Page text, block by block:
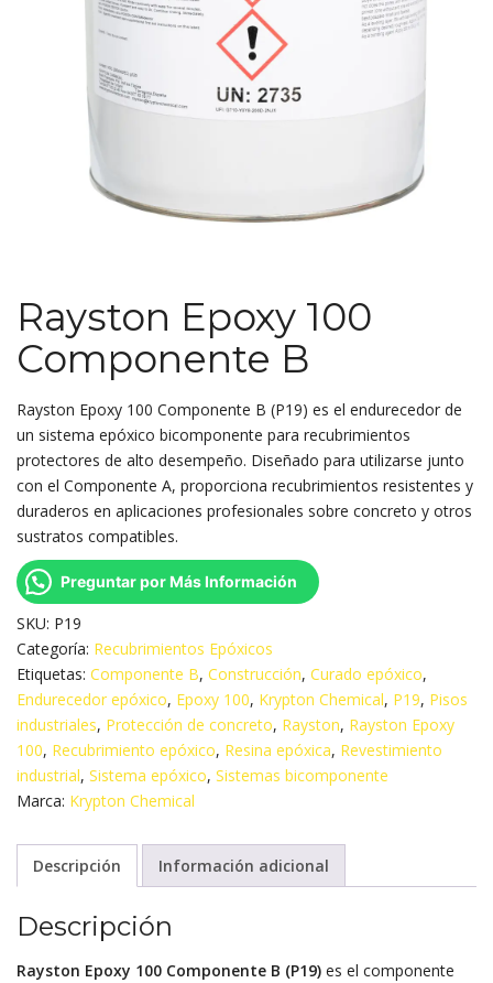
Rayston Epoxy 100
Componente B
Rayston Epoxy 100 Componente B (P19) es el endurecedor de
un sistema epóxico bicomponente para recubrimientos
protectores de alto desempeño. Diseñado para utilizarse junto
con el Componente A, proporciona recubrimientos resistentes y
duraderos en aplicaciones profesionales sobre concreto y otros
sustratos compatibles.
Preguntar por Más Información
SKU: P19
Categoría: Recubrimientos Epóxicos
Etiquetas: Componente B, Construcción, Curado epóxico,
Endurecedor epóxico, Epoxy 100, Krypton Chemical, P19, Pisos
industriales, Protección de concreto, Rayston, Rayston Epoxy
100, Recubrimiento epóxico, Resina epóxica, Revestimiento
industrial, Sistema epóxico, Sistemas bicomponente
Marca: Krypton Chemical
Descripción Información adicional
Descripción
Rayston Epoxy 100 Componente B (P19) es el componente